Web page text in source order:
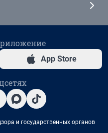
App Store
и государственных органов